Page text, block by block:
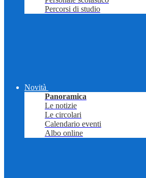
Percorsi di studio
Novità
Panoramica
Le notizie
Le circolari
Calendario eventi
Albo online